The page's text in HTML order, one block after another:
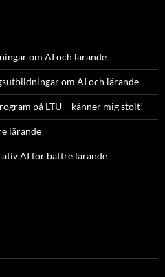
om AI och lärande
om AI och lärande
på LTU – känner mig stolt!
lärande
AI för bättre lärande